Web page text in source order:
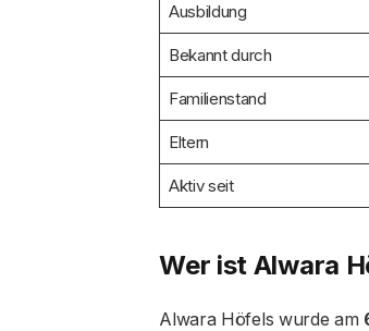
Ausbildung
Bekannt durch
Familienstand
Eltern
Aktiv seit
Wer ist Alwara
Alwara Höfels wurde am